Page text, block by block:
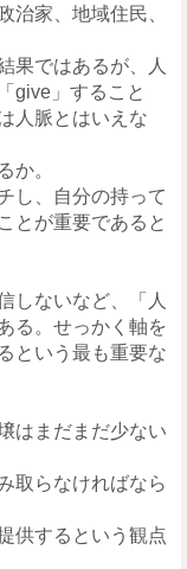
治家、地域住民、
果ではあるが、人
give」すること
人脈とはいえな
か。
し、自分の持って
とが重要であると
しないなど、「人
る。せっかく軸を
という最も重要な
はまだまだ少ない
取らなければなら
供するという観点